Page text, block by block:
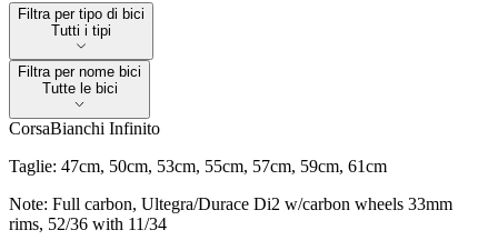
Filtra per tipo di bici
Filtra per tipo di bici
Tutti i tipi
Filtra per nome bici
Filtra per nome bici
Tutte le bici
CorsaBianchi Infinito
Taglie: 47cm, 50cm, 53cm, 55cm, 57cm, 59cm, 61cm
Note: Full carbon, Ultegra/Durace Di2 w/carbon wheels 33mm
rims, 52/36 with 11/34